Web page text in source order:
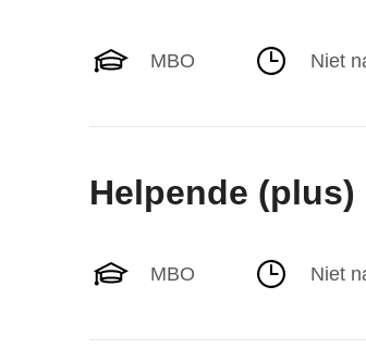
MBO Niet
Helpende
MBO Niet